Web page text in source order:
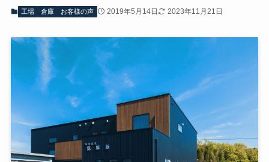
工場 倉庫 お客様の声 2019年5月14日 2023年11月21日